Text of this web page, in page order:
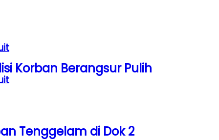
Korban Berangsur Pulih
Tenggelam di Dok 2